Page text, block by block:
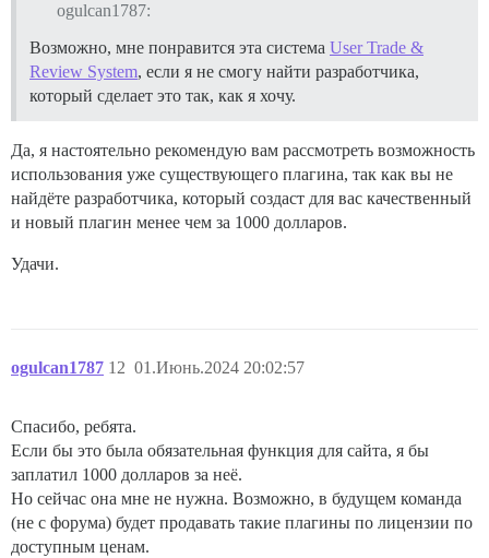
ogulcan1787:
Возможно, мне понравится эта система User Trade &
Review System, если я не смогу найти разработчика,
который сделает это так, как я хочу.
Да, я настоятельно рекомендую вам рассмотреть возможность
использования уже существующего плагина, так как вы не
найдёте разработчика, который создаст для вас качественный
и новый плагин менее чем за 1000 долларов.
Удачи.
ogulcan1787 01.Июнь.2024 20:02:57
12
Спасибо, ребята.
Если бы это была обязательная функция для сайта, я бы
заплатил 1000 долларов за неё.
Но сейчас она мне не нужна. Возможно, в будущем команда
(не с форума) будет продавать такие плагины по лицензии по
доступным ценам.